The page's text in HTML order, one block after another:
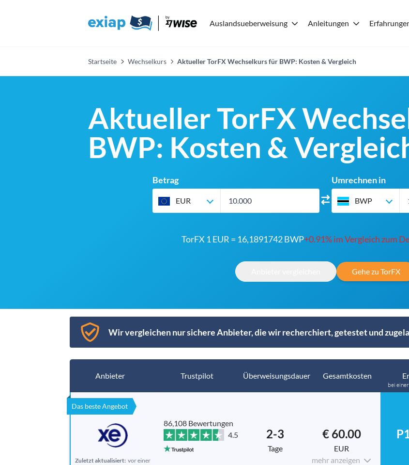
Auslandsueberweisung Anleitungen
Startseite Wechselkurs Aktueller TorFX Wechselkurs für BWP: Kosten & Vergleich
Aktueller TorFX
BWP: Kosten &
Betrag
EUR
Umrechnen in
BWP
TorFX 1 EUR = 16,1891742 BWP+0.91% im Vergleich zum
Gehe zu TorFX
Wir vergleichen nur sichere Anbieter, die wir recherchiert, getestet und
Anbieter Trustpilot Überweisungsdauer Gesamtkosten
bei
Das beste Angebot
Zuletzt aktualisiert: vor einer
86,108 Bewertungen
4.5
2-3
Tage
€ 60.00
EUR
mehr anzeigen